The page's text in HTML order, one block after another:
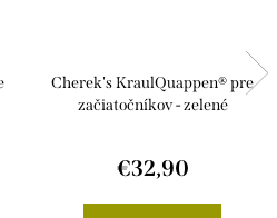
Cherek's KraulQuappen® pre
začiatočníkov - zelené
€32,90